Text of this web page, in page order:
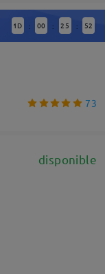
1 D : 00 : 25 : 51
73
disponible